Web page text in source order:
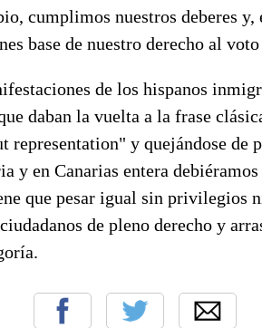
cumplimos nuestros deberes
base de nuestro derecho al
de los hispanos
daban la vuelta a la frase
y quejándose de
y en Canarias entera
que pesar igual sin privilegios
de pleno derecho y